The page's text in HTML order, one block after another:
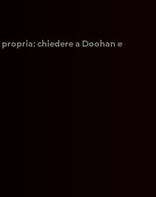
chiedere a Doohan e